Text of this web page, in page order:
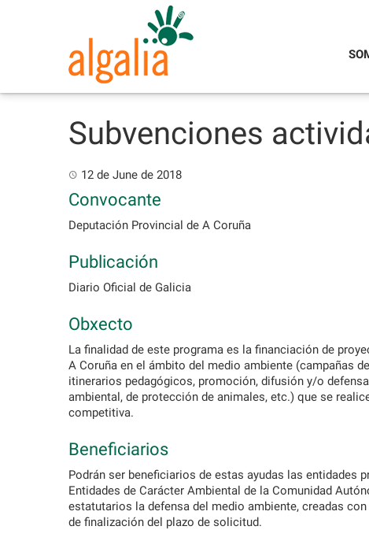
Subvenciones
12 de June de 2018
Convocante
Deputación Provincial de A Coruña
Publicación
Diario Oficial de Galicia
Obxecto
La finalidad de este programa es la financiación de
A Coruña en el ámbito del medio ambiente (campañas
itinerarios pedagógicos, promoción, difusión y/o
ambiental, de protección de animales, etc.) que se
competitiva.
Beneficiarios
Podrán ser beneficiarios de estas ayudas las entidades
Entidades de Carácter Ambiental de la Comunidad
estatutarios la defensa del medio ambiente, creadas
de finalización del plazo de solicitud.